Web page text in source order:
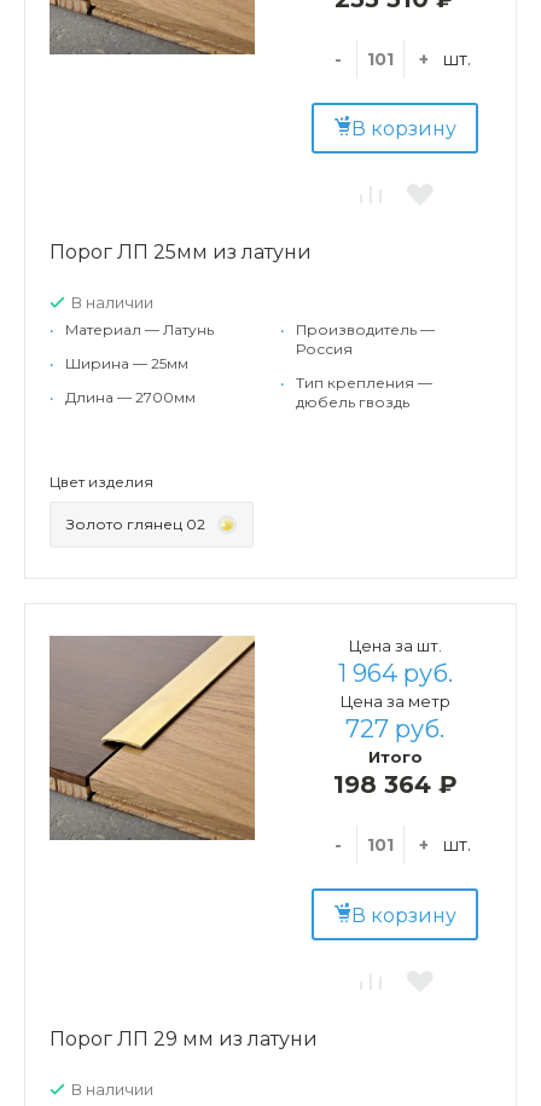
- + шт.
В корзину
Порог ЛП 25мм из латуни
В наличии
•
Материал — Латунь
•
Ширина — 25мм
•
Длина — 2700мм
•
Производитель —
Россия
•
Тип крепления —
дюбель гвоздь
Цвет изделия
Золото глянец 02
Цена за шт.
1 964 руб.
Цена за метр
727 руб.
Итого
198 364 ₽
- + шт.
В корзину
Порог ЛП 29 мм из латуни
В наличии